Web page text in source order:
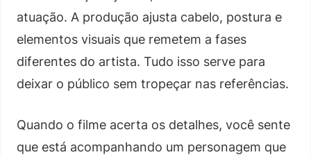
atuação. A produção ajusta cabelo, postura e
elementos visuais que remetem a fases
diferentes do artista. Tudo isso serve para
deixar o público sem tropeçar nas referências.
Quando o filme acerta os detalhes, você sente
que está acompanhando um personagem que